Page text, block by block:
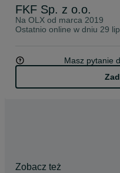
FKF Sp. z o.o.
Na OLX od marca 2019
Ostatnio online w dniu 29
Masz pytanie
Zobacz też